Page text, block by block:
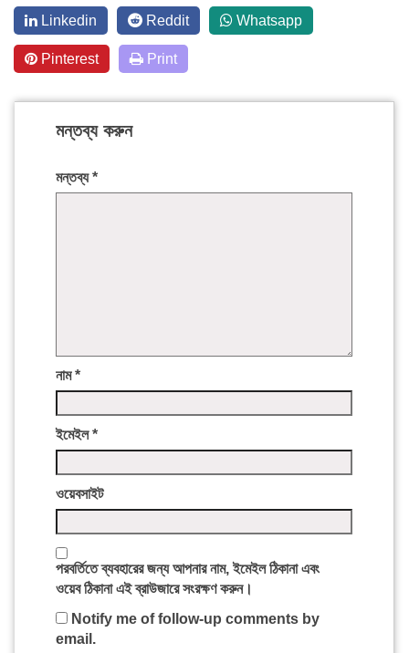
Linkedin Reddit Whatsapp
Pinterest Print
মন্তব্য করুন
মন্তব্য*
নাম*
ইমেইল*
ওয়েবসাইট
পরবর্তিতে ব্যবহারের জন্য আপনার নাম, ইমেইল ঠিকানা এবং
ওয়েব ঠিকানা এই ব্রাউজারে সংরক্ষণ করুন।
Notify me of follow-up comments by
email.